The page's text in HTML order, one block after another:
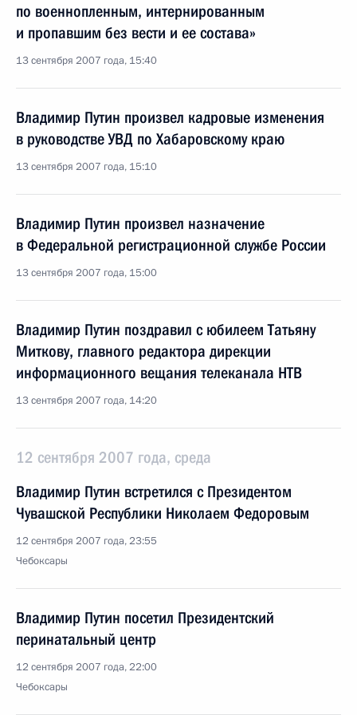
по военнопленным, интернированным
и пропавшим без вести и ее состава»
13 сентября 2007 года, 15:40
Владимир Путин произвел кадровые изменения
в руководстве УВД по Хабаровскому краю
13 сентября 2007 года, 15:10
Владимир Путин произвел назначение
в Федеральной регистрационной службе России
13 сентября 2007 года, 15:00
Владимир Путин поздравил с юбилеем Татьяну
Миткову, главного редактора дирекции
информационного вещания телеканала НТВ
13 сентября 2007 года, 14:20
12 сентября 2007 года, среда
Владимир Путин встретился с Президентом
Чувашской Республики Николаем Федоровым
12 сентября 2007 года, 23:55
Чебоксары
Владимир Путин посетил Президентский
перинатальный центр
12 сентября 2007 года, 22:00
Чебоксары